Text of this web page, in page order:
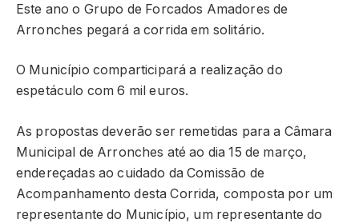
Este ano o Grupo de Forcados Amadores de
Arronches pegará a corrida em solitário.
O Município comparticipará a realização do
espetáculo com 6 mil euros.
As propostas deverão ser remetidas para a Câmara
Municipal de Arronches até ao dia 15 de março,
endereçadas ao cuidado da Comissão de
Acompanhamento desta Corrida, composta por um
representante do Município, um representante do